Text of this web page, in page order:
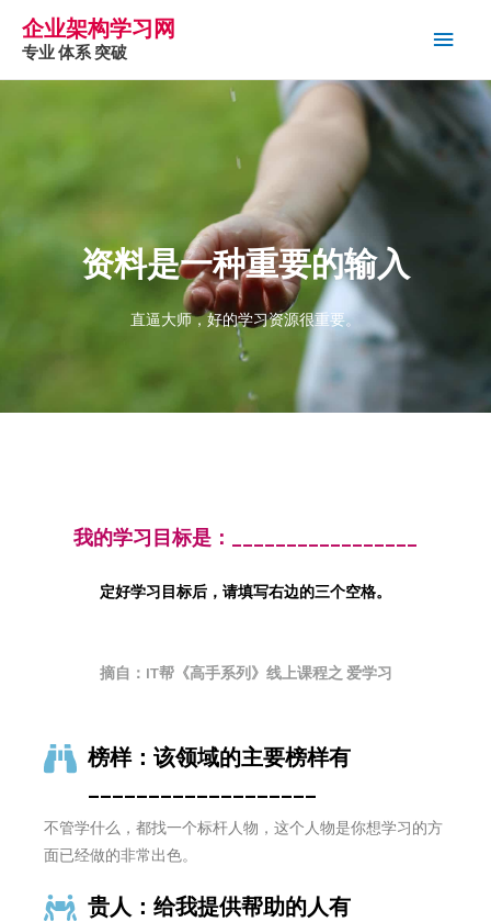
企业架构学习网
专业 体系 突破
资料是一种重要的输入
直逼大师，好的学习资源很重要。
我的学习目标是：_________________
定好学习目标后，请填写右边的三个空格。
摘自：IT帮《高手系列》线上课程之 爱学习
榜样：该领域的主要榜样有
不管学什么，都找一个标杆人物，这个人物是你想学习的方
面已经做的非常出色。
贵人：给我提供帮助的人有